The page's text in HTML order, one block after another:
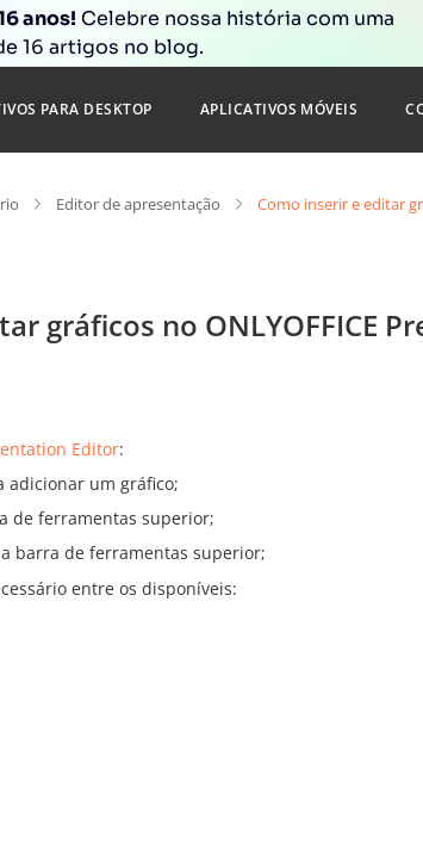
anos! Celebre nossa história com uma
16 artigos no blog.
PARA DESKTOP APLICATIVOS MÓVEIS
Editor de apresentação Como inserir e editar
gráficos no ONLYOFFICE
Editor:
adicionar um gráfico;
de ferramentas superior;
barra de ferramentas superior;
entre os disponíveis: